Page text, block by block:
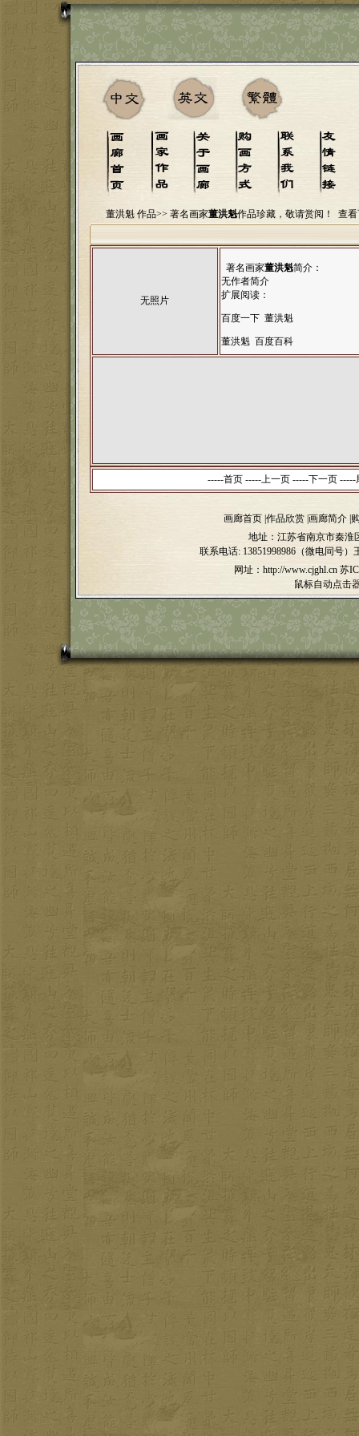
董洪魁 作品>> 著名画家董洪魁作品珍藏，敬请赏阅！ 查
无照片
著名画家董洪魁简介：
无作者简介
扩展阅读：
百度一下 董洪魁
董洪魁 百度百科
-----首页-----上一页 -----下一页 -----
画廊首页 作品欣赏 画廊简介
地址：江苏省南京市秦淮
联系电话: 13851998986（微电同号）
网址：http://www.cjghl.cn 苏
鼠标自动点击